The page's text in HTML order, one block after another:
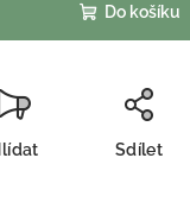
Do košíku
Sdílet